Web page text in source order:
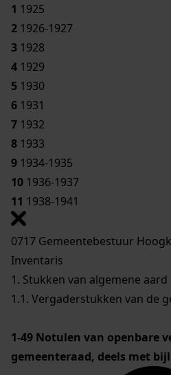
1 1925
2 1926-1927
3 1928
4 1929
5 1930
6 1931
7 1932
8 1933
9 1934-1935
10 1936-1937
11 1938-1941
0717 Gemeentebestuur
Inventaris
1. Stukken van algemene aard
1.1. Vergaderstukken van de
1-49 Notulen van openbare
gemeenteraad, deels met